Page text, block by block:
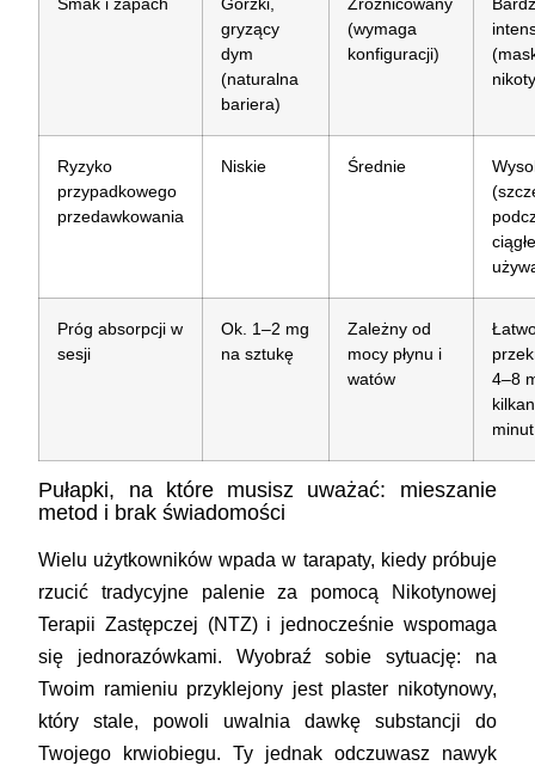
Smak i zapach
Gorzki,
gryzący
dym
(naturalna
bariera)
Zróżnicowany
(wymaga
konfiguracji)
Ryzyko
przypadkowego
przedawkowania
Niskie Średnie
Próg absorpcji w
sesji
Ok. 1–2 mg
na sztukę
Zależny od
mocy płynu i
watów
4–8
minut
Pułapki, na które musisz uważać: mieszanie
metod i brak świadomości
Wielu użytkowników wpada w tarapaty, kiedy próbuje
rzucić tradycyjne palenie za pomocą Nikotynowej
Terapii Zastępczej (NTZ) i jednocześnie wspomaga
się jednorazówkami. Wyobraź sobie sytuację: na
Twoim ramieniu przyklejony jest plaster nikotynowy,
który stale, powoli uwalnia dawkę substancji do
Twojego krwiobiegu. Ty jednak odczuwasz nawyk